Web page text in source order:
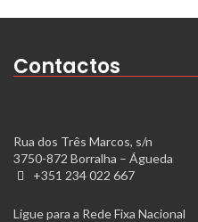
Contactos
Rua dos Três Marcos, s/n
3750-872 Borralha – Águeda
+351 234 022 667
Ligue para a Rede Fixa Nacional